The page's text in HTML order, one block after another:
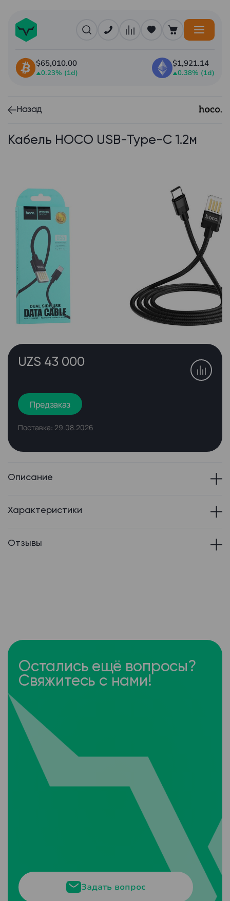
$65,010.00
0.23% (1d)
$1,921.14
0.38% (1d)
Назад
Кабель HOCO USB-Type-C 1.2м
Описание
Характеристики
Отзывы
UZS 43 000
Предзаказ
Поставка: 29.08.2026
Остались ещё вопросы?
Свяжитесь с нами!
Задать вопрос